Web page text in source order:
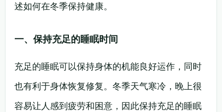
述如何在冬季保持健康。
一、保持充足的睡眠时间
充足的睡眠可以保持身体的机能良好运作，同时
也有利于身体恢复修复。冬季天气寒冷，晚上很
容易让人感到疲劳和困意，因此保持充足的睡眠